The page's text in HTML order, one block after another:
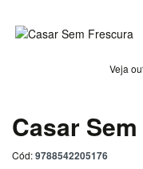
Artes E
Autoajuda
Veja
Casar
Cód:9788542205176